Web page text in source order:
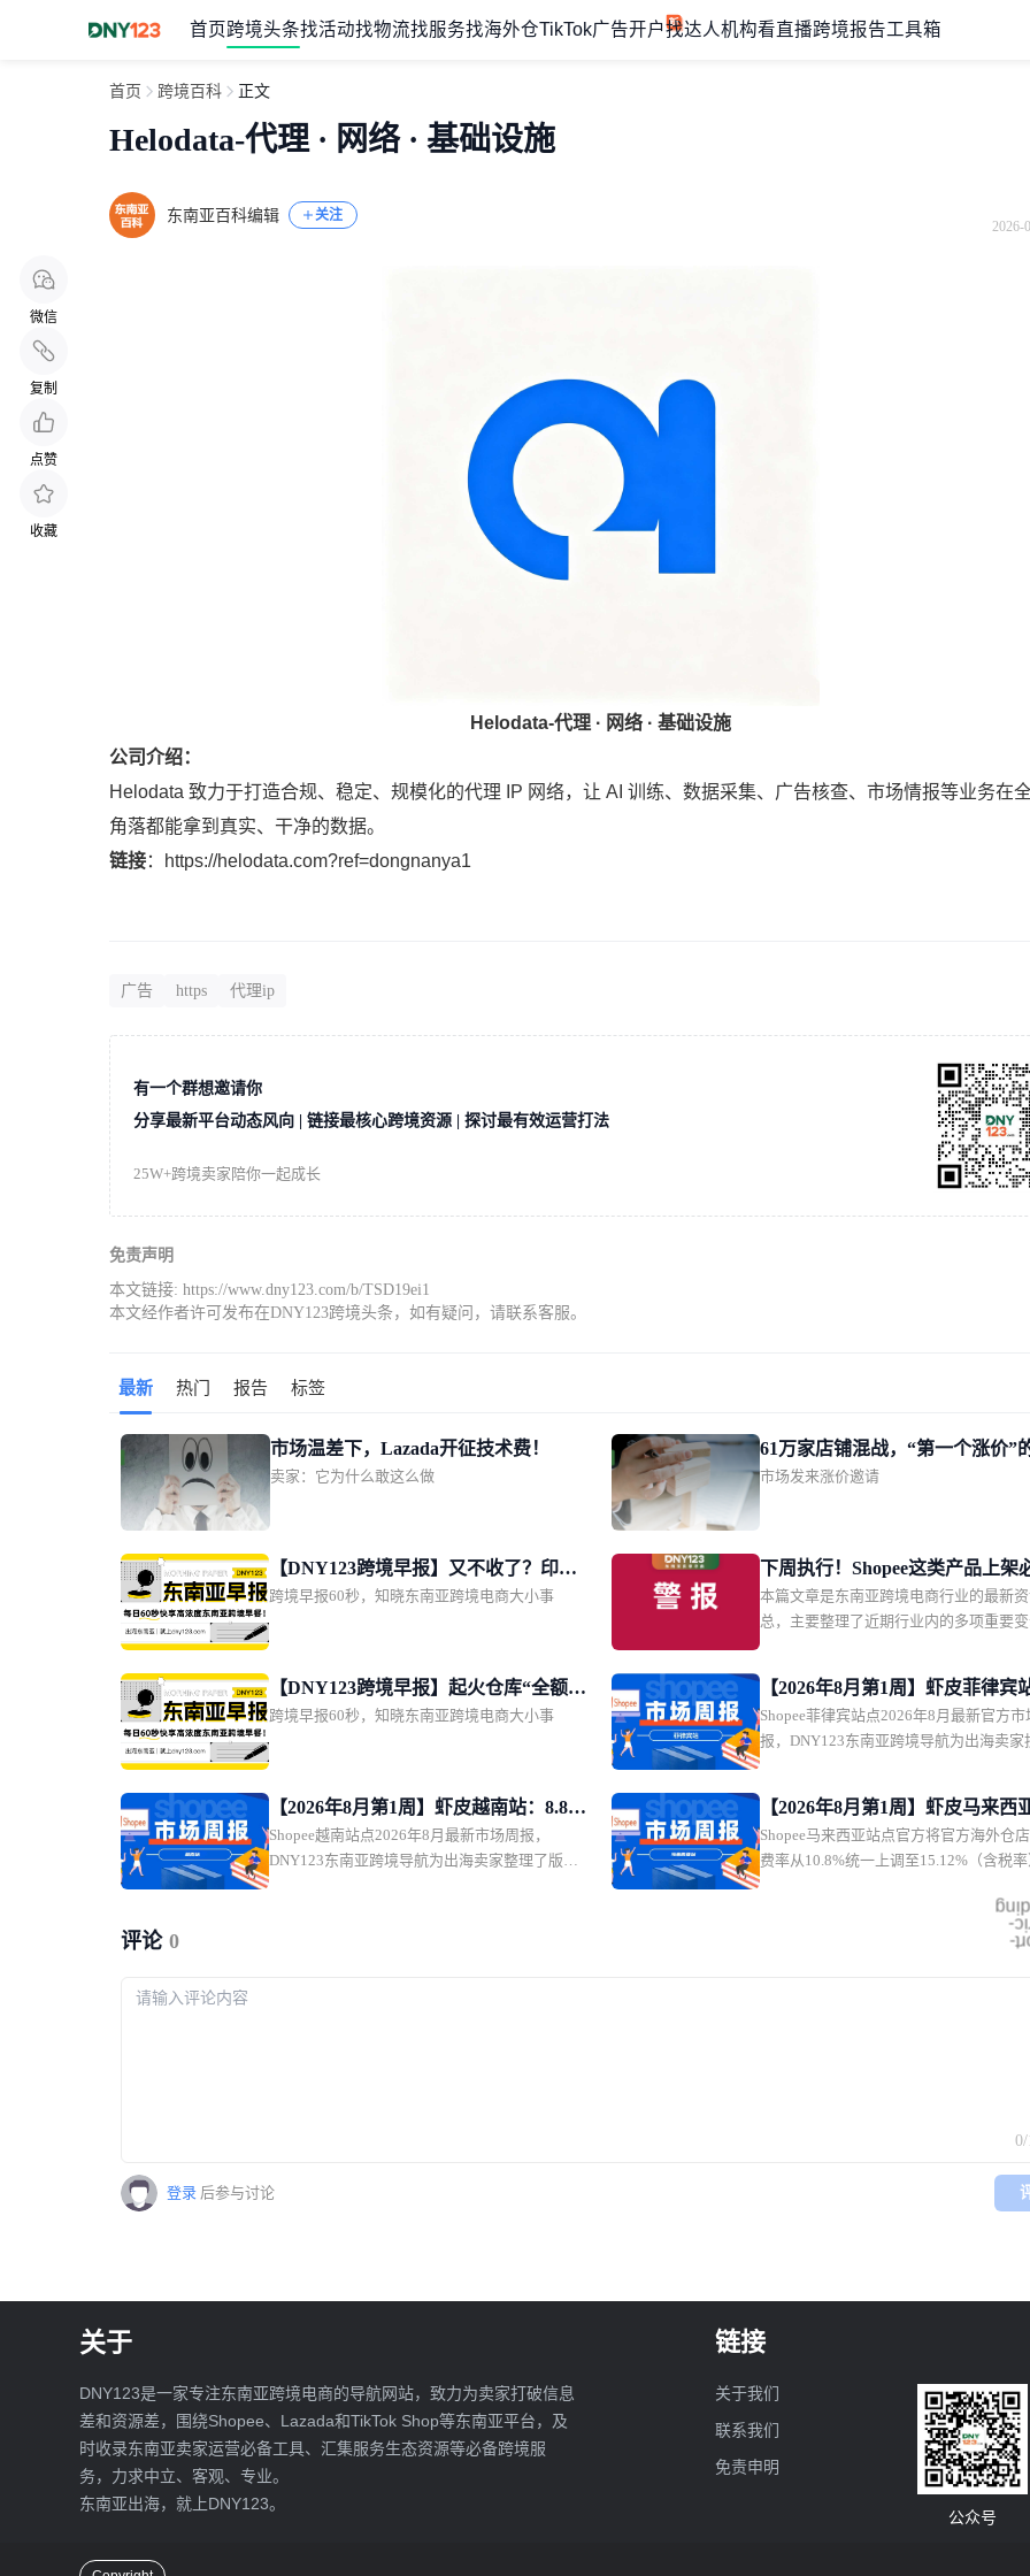
首页 跨境头条找活动找物流找服务找海外仓TikTok广告开户找达人机构看直播跨境报告工具箱
微信
复制
点赞
收藏
首页 跨境百科 正文
Helodata-代理 · 网络 · 基础设施
东南亚百科编辑 关注
2026-
Helodata-代理 · 网络 · 基础设施
公司介绍：
Helodata 致力于打造合规、稳定、规模化的代理 IP 网络，让 AI 训练、数据采集、广告核查、市场情报等业务在
角落都能拿到真实、干净的数据。
链接： https://helodata.com?ref=dongnanya1
广告 https 代理ip
有一个群想邀请你
分享最新平台动态风向 | 链接最核心跨境资源 | 探讨最有效运营打法
25W+跨境卖家陪你一起成长
免责声明
本文链接: https://www.dny123.com/b/TSD19ei1
本文经作者许可发布在DNY123跨境头条，如有疑问，请联系客服。
最新 热门 报告 标签
市场温差下，Lazada开征技术费！
卖家：它为什么敢这么做
61万家店铺混战，“第一个涨价”
瓜分万亿蛋糕
市场发来涨价邀请
【DNY123跨境早报】又不收了？印尼
再次推迟电商代扣税；泰国电商规模预
跨境早报60秒，知晓东南亚跨境电商大小事
下周执行！Shopee这类产品上架
证；Lazada突增禁运品类；越南
家主播实名认证
本篇文章是东南亚跨境电商行业的最新
总，主要整理了近期行业内的多项重要
坡站点紧急更新跨境禁运清单。同时涵
2027 年 1 月起强制平台完成卖家与主播
证；泰国升级外资代持企业审查；印尼
银行下调菲律宾 2027 年 GDP 增长预期
管动态与行业事件。
【DNY123跨境早报】起火仓库“全额投
保”！物流企业硬气回应；马尼拉拦截4
跨境早报60秒，知晓东南亚跨境电商大小事
【2026年8月第1周】虾皮菲律宾
月爆单手册：8.8大促双轮发薪日
14个热搜品精准定价卡位指南
Shopee菲律宾站点2026年8月最新官方市
报，DNY123东南亚跨境导航为出海卖家
博览会、风格专场，月末直接衔接第二
大促+9.9大促抢先看，形成连续30天的
曲线。官方同步公开14个站内顶流热搜
道，同时给出菲律宾比索计价的精准目
间，帮卖家省去前期市场调研环节，直
【2026年8月第1周】虾皮越南站：8.8大
促+返校季+9.9预热密集来袭 全品类热
搜选品与版权运营避坑全指南
Shopee越南站点2026年8月最新市场周报，
DNY123东南亚跨境导航为出海卖家整理了版权
【2026年8月第1周】虾皮马来西
海外仓佣金上调至15.12%卖家成
怎么办？周度热搜+秒杀爆品+违
Shopee马来西亚站点官方将官方海外仓
费率从10.8%统一上调至15.12%（含税
月起在马来西亚等四大站点统一收取5%
支持费。DNY123东南亚跨境导航本期市
评论 0
0/
登录 后参与讨论
关于
DNY123是一家专注东南亚跨境电商的导航网站，致力为卖家打破信息
差和资源差，围绕Shopee、Lazada和TikTok Shop等东南亚平台，及
时收录东南亚卖家运营必备工具、汇集服务生态资源等必备跨境服
务，力求中立、客观、专业。
东南亚出海，就上DNY123。
链接
关于我们
联系我们
免责申明
公众号